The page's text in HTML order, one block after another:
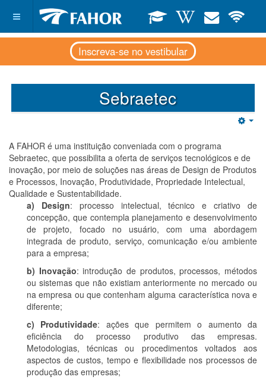
Inscreva-se no vestibular
Sebraetec
A FAHOR é uma instituição conveniada com o programa
Sebraetec, que possibilita a oferta de serviços tecnológicos e de
inovação, por meio de soluções nas áreas de Design de Produtos
e Processos, Inovação, Produtividade, Propriedade Intelectual,
Qualidade e Sustentabilidade.
a) Design: processo intelectual, técnico e criativo de
concepção, que contempla planejamento e desenvolvimento
de projeto, focado no usuário, com uma abordagem
integrada de produto, serviço, comunicação e/ou ambiente
para a empresa;
b) Inovação: introdução de produtos, processos, métodos
ou sistemas que não existiam anteriormente no mercado ou
na empresa ou que contenham alguma característica nova e
diferente;
c) Produtividade: ações que permitem o aumento da
eficiência do processo produtivo das empresas.
Metodologias, técnicas ou procedimentos voltados aos
aspectos de custos, tempo e flexibilidade nos processos de
produção das empresas;